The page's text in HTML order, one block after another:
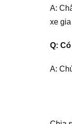
A:
xe
Q:
A: